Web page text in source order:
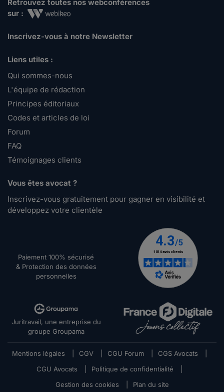
Retrouvez toutes nos webconférences
sur :
Inscrivez-vous à notre Newsletter
Liens utiles :
Qui sommes-nous
L'équipe de rédaction
Principes éditoriaux
Codes et articles de loi
Forum
FAQ
Témoignages clients
Vous êtes avocat ?
Inscrivez-vous gratuitement pour gagner en visibilité et
développez votre clientèle
Paiement 100% sécurisé
& Protection des données
personnelles
Juritravail, une entreprise du
groupe Groupama
Mentions légales CGV CGU Forum CGS Avocats
CGU Avocats
Politique de confidentialité
Gestion des cookies
Plan du site